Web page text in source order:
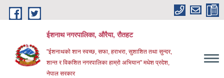
Skip to main content
ईशनाथ नगरपालिका, औरैया, रौतहट
"ईशनाथको शान स्वच्छ, सफा, हराभरा, सुशाशित तथा सुन्दर,
शान्त र विकशित नगरपालिका हाम्रो अभियान" मधेश प्रदेश,
नेपाल सरकार